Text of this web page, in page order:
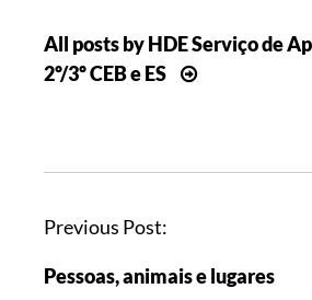
All posts by HDE Serviço de
2º/3º CEB e ES
Previous Post:
Pessoas, animais e lugares